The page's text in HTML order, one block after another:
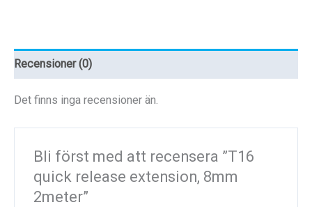
Recensioner (0)
Det finns inga recensioner än.
Bli först med att recensera ”T16
quick release extension, 8mm
2meter”